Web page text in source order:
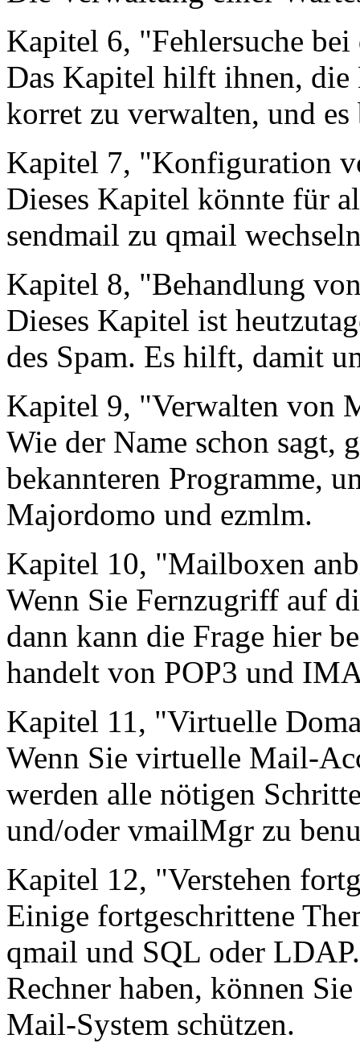
Kapitel 6, "Fehlersuche
Das Kapitel hilft ihnen, die
korret zu verwalten, und
Kapitel 7, "Konfiguration
Dieses Kapitel könnte für
sendmail zu qmail
Kapitel 8, "Behandlung
Dieses Kapitel ist
des Spam. Es hilft, damit
Kapitel 9, "Verwalten von
Wie der Name schon sagt,
bekannteren Programme,
Majordomo und ezmlm.
Kapitel 10, "Mailboxen
Wenn Sie Fernzugriff auf
dann kann die Frage hier
handelt von POP3 und
Kapitel 11, "Virtuelle
Wenn Sie virtuelle Mail-
werden alle nötigen
und/oder vmailMgr zu
Kapitel 12, "Verstehen
Einige fortgeschrittene
qmail und SQL oder
Rechner haben, können
Mail-System schützen.